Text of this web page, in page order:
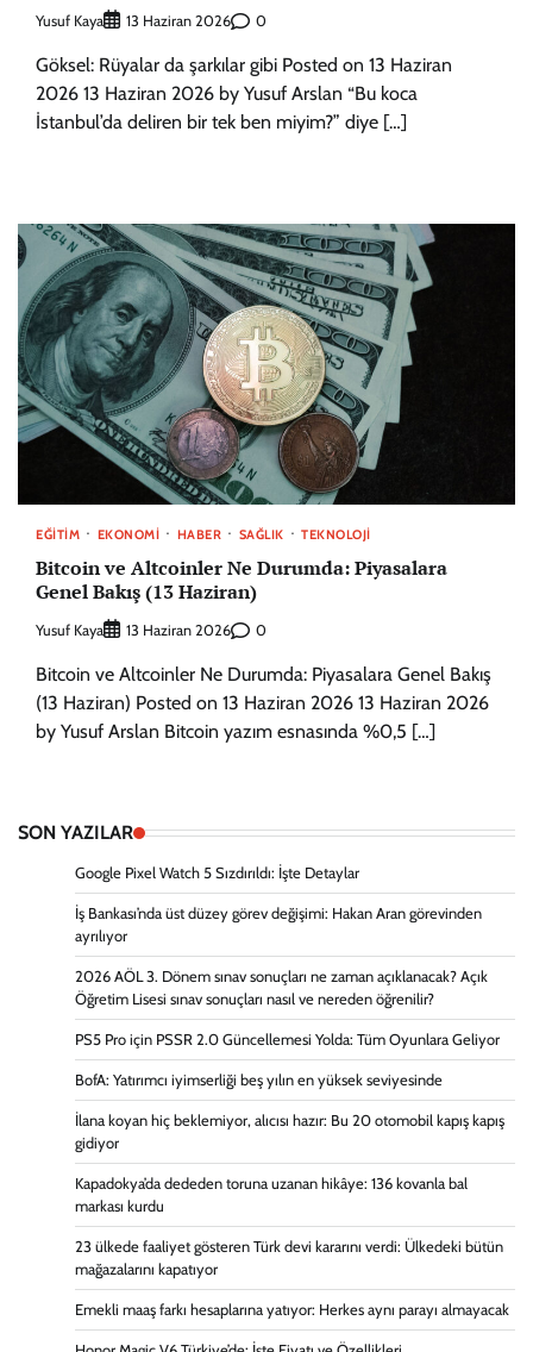
Yusuf Kaya 13 Haziran 2026 0
Göksel: Rüyalar da şarkılar gibi Posted on 13 Haziran
2026 13 Haziran 2026 by Yusuf Arslan “Bu koca
İstanbul’da deliren bir tek ben miyim?” diye […]
EĞITIM EKONOMI HABER SAĞLIK TEKNOLOJI
Bitcoin ve Altcoinler Ne Durumda: Piyasalara
Genel Bakış (13 Haziran)
Yusuf Kaya 13 Haziran 2026 0
Bitcoin ve Altcoinler Ne Durumda: Piyasalara Genel Bakış
(13 Haziran) Posted on 13 Haziran 2026 13 Haziran 2026
by Yusuf Arslan Bitcoin yazım esnasında %0,5 […]
SON YAZILAR
Google Pixel Watch 5 Sızdırıldı: İşte Detaylar
İş Bankası’nda üst düzey görev değişimi: Hakan Aran görevinden
ayrılıyor
2026 AÖL 3. Dönem sınav sonuçları ne zaman açıklanacak? Açık
Öğretim Lisesi sınav sonuçları nasıl ve nereden öğrenilir?
PS5 Pro için PSSR 2.0 Güncellemesi Yolda: Tüm Oyunlara Geliyor
BofA: Yatırımcı iyimserliği beş yılın en yüksek seviyesinde
İlana koyan hiç beklemiyor, alıcısı hazır: Bu 20 otomobil kapış kapış
gidiyor
Kapadokya’da dededen toruna uzanan hikâye: 136 kovanla bal
markası kurdu
23 ülkede faaliyet gösteren Türk devi kararını verdi: Ülkedeki bütün
mağazalarını kapatıyor
Emekli maaş farkı hesaplarına yatıyor: Herkes aynı parayı almayacak